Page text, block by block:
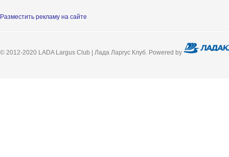
Разместить рекламу на сайте
© 2012-2020 LADA Largus Club | Лада Ларгус Клуб. Powered by